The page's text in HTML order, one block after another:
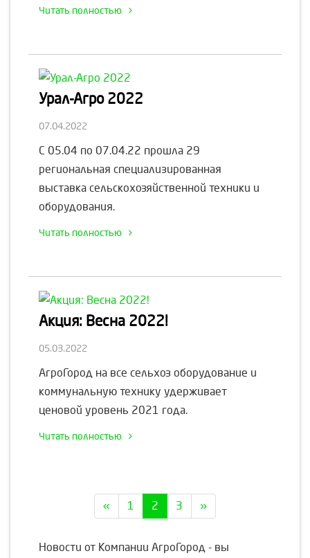
Читать полностью
Урал-Агро 2022
07.04.2022
С 05.04 по 07.04.22 прошла 29
региональная специализированная
выставка сельскохозяйственной техники и
оборудования.
Читать полностью
Акция: Весна 2022!
05.03.2022
АгроГород на все сельхоз оборудование и
коммунальную технику удерживает
ценовой уровень 2021 года.
Читать полностью
« 1 2 3 »
Новости от Компании АгроГород - вы